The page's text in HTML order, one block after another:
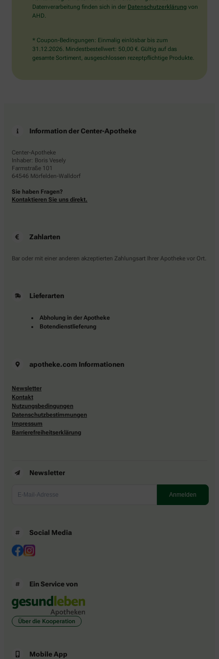
Datenverarbeitung finden sich in der Datenschutzerklärung von
AHD.
* Coupon-Bedingungen: Einmalig einlösbar bis zum
31.12.2026. Mindestbestellwert: 50,00 €. Gültig auf das
gesamte Sortiment, ausgeschlossen rezeptpflichtige Produkte.
Information der Center-Apotheke
Center-Apotheke
Inhaber: Boris Vesely
Farmstraße 101
64546 Mörfelden-Walldorf
Sie haben Fragen?
Kontaktieren Sie uns direkt.
Zahlarten
Bar oder mit einer anderen akzeptierten Zahlungsart Ihrer Apotheke vor Ort.
Lieferarten
Abholung in der Apotheke
Botendienstlieferung
apotheke.com Informationen
Newsletter
Kontakt
Nutzungsbedingungen
Datenschutzbestimmungen
Impressum
Barrierefreiheitserklärung
Newsletter
Social Media
Ein Service von
Über die Kooperation
Mobile App